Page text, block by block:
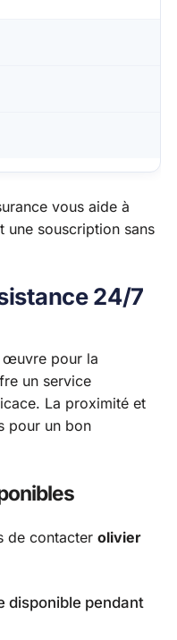
vous aide à
une souscription sans
24/7
œuvre pour la
un service
La proximité et
pour un bon
de contacter olivier
disponible pendant